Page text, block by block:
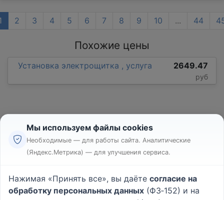
2 3 4 5 6 7 8 9 10 ... 44
Похожие цены
Установка электрощитка , услуга 2649.47
руб
Реклама
Пользовательское соглашение
Политика конфиденциальности
Мы используем файлы cookies
Необходимые — для работы сайта. Аналитические
(Яндекс.Метрика) — для улучшения сервиса.
Нажимая «Принять все», вы даёте согласие на
обработку персональных данных (ФЗ‑152) и на